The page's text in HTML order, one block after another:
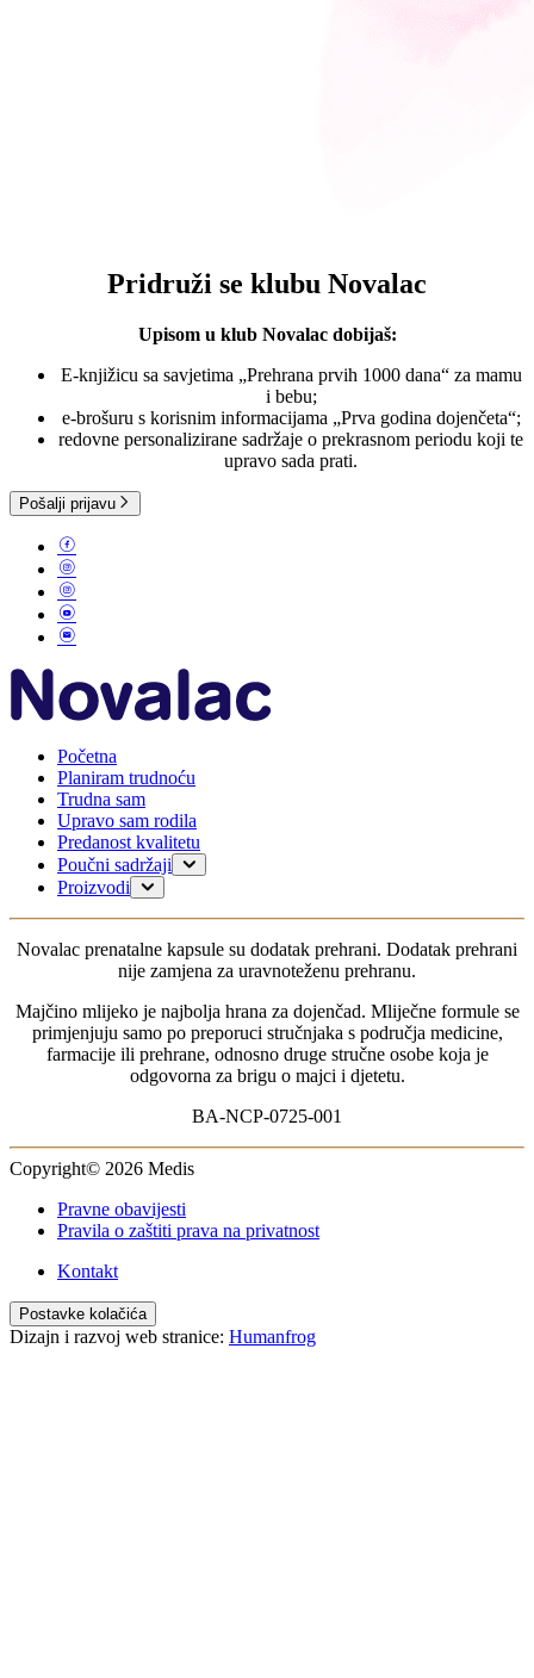
Pridruži se klubu Novalac
Upisom u klub Novalac dobijaš:
E-knjižicu sa savjetima „Prehrana prvih 1000 dana“ za mamu
i bebu;
e-brošuru s korisnim informacijama „Prva godina dojenčeta“;
redovne personalizirane sadržaje o prekrasnom periodu koji te
upravo sada prati.
Pošalji prijavu
Početna
Planiram trudnoću
Trudna sam
Upravo sam rodila
Predanost kvalitetu
Poučni sadržaji
Planiranje trudnoće
Moje dijete
Proizvodi
6-12 mjeseci
1-3 godine
Za dojenčad s probavnim tegobama
Alergija na bjelančevine kravljeg mlijeka
Novalac prenatalne kapsule su dodatak prehrani. Dodatak prehrani
nije zamjena za uravnoteženu prehranu.
Majčino mlijeko je najbolja hrana za dojenčad. Mliječne formule se
primjenjuju samo po preporuci stručnjaka s područja medicine,
farmacije ili prehrane, odnosno druge stručne osobe koja je
odgovorna za brigu o majci i djetetu.
BA-NCP-0725-001
Copyright© 2026 Medis
Pravne obavijesti
Pravila o zaštiti prava na privatnost
Kontakt
Postavke kolačića
Dizajn i razvoj web stranice: Humanfrog